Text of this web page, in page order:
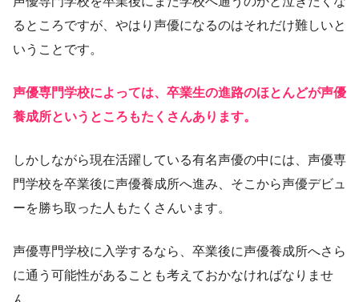
るところですが、やはり声優になるのはそれだけ難しいと
いうことです。
声優専門学校によっては、卒業生の進路のほとんどが声優
養成所というところもたくさんあります。
しかしながら現在活躍している有名声優の中には、声優専
門学校を卒業後に声優養成所へ進み、そこから声優デビュ
ーを勝ち取った人もたくさんいます。
声優専門学校に入学するなら、卒業後に声優養成所へさら
に通う可能性があることも考えておかなければなりませ
ん。